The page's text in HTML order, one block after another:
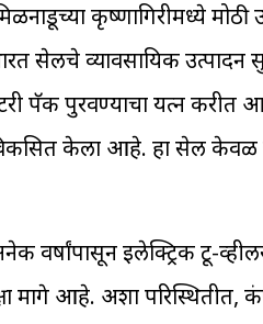
कृष्णागिरीमध्ये
सेलचे व्यावसायिक
पुरवण्याचा प्रयत्न करीत
केला आहे. हा सेल केवळ
वर्षांपासून इलेक्ट्रिक टू-
मागे आहे. अशा परिस्थितीत,